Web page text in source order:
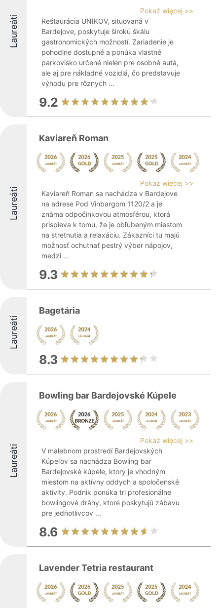
Laureáti
Pokaż więcej >>
Reštaurácia UNIKOV, situovaná v
Bardejove, poskytuje širokú škálu
gastronomických možností. Zariadenie je
pohodlne dostupné a ponúka vlastné
parkovisko určené nielen pre osobné autá,
ale aj pre nákladné vozidlá, čo predstavuje
výhodu pre rôznych ...
9.2
Laureáti
Kaviareň Roman
Pokaż więcej >>
Kaviareň Roman sa nachádza v Bardejove
na adrese Pod Vinbargom 1120/2 a je
známa odpočinkovou atmosférou, ktorá
prispieva k tomu, že je obľúbeným miestom
na stretnutia a relaxáciu. Zákazníci tu majú
možnosť ochutnať pestrý výber nápojov,
medzi ...
9.3
Laureáti
Bagetária
8.3
Laureáti
Bowling bar Bardejovské Kúpele
Pokaż więcej >>
V malebnom prostredí Bardejovských
Kúpeľov sa nachádza Bowling bar
Bardejovské kúpele, ktorý je vhodným
miestom na aktívny oddych a spoločenské
aktivity. Podnik ponúka tri profesionálne
bowlingové dráhy, ktoré poskytujú zábavu
pre jednotlivcov ...
8.6
Lavender Tetria restaurant